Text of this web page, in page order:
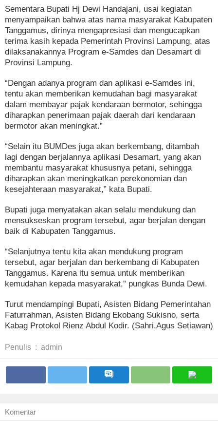
Sementara Bupati Hj Dewi Handajani, usai kegiatan
menyampaikan bahwa atas nama masyarakat Kabupaten
Tanggamus, dirinya mengapresiasi dan mengucapkan
terima kasih kepada Pemerintah Provinsi Lampung, atas
dilaksanakannya Program e-Samdes dan Desamart di
Provinsi Lampung.
“Dengan adanya program dan aplikasi e-Samdes ini,
tentu akan memberikan kemudahan bagi masyarakat
dalam membayar pajak kendaraan bermotor, sehingga
diharapkan penerimaan pajak daerah dari kendaraan
bermotor akan meningkat.”
“Selain itu BUMDes juga akan berkembang, ditambah
lagi dengan berjalannya aplikasi Desamart, yang akan
membantu masyarakat khususnya petani, sehingga
diharapkan akan meningkatkan perekonomian dan
kesejahteraan masyarakat,” kata Bupati.
Bupati juga menyatakan akan selalu mendukung dan
mensukseskan program tersebut, agar berjalan dengan
baik di Kabupaten Tanggamus.
“Selanjutnya tentu kita akan mendukung program
tersebut, agar berjalan dan berkembang di Kabupaten
Tanggamus. Karena itu semua untuk memberikan
kemudahan kepada masyarakat,” pungkas Bunda Dewi.
Turut mendampingi Bupati, Asisten Bidang Pemerintahan
Faturrahman, Asisten Bidang Ekobang Sukisno, serta
Kabag Protokol Rienz Abdul Kodir. (Sahri,Agus Setiawan)
Penulis : admin
Komentar